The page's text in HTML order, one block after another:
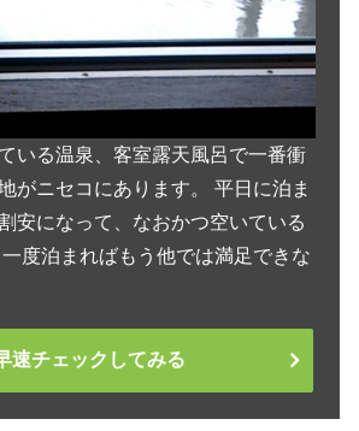
いる温泉、客室露天風呂で一番衝
がニセコにあります。 平日に泊ま
安になって、なおかつ空いている
度泊まればもう他では満足できな
速チェックしてみる